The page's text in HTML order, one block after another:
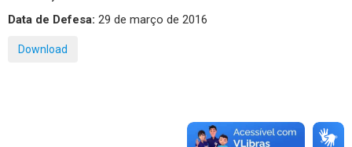
Data de Defesa: 29 de março de 2016
Download